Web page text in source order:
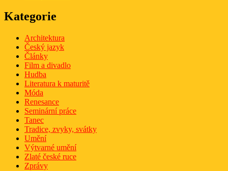
Kategorie
Architektura
Český jazyk
Články
Film a divadlo
Hudba
Literatura k maturitě
Móda
Renesance
Seminární práce
Tanec
Tradice, zvyky, svátky
Umění
Výtvarné umění
Zlaté české ruce
Zprávy